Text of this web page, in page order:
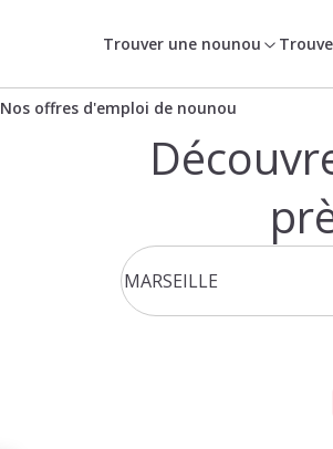
Trouver une nounou
Nos offres d'emploi de nounou